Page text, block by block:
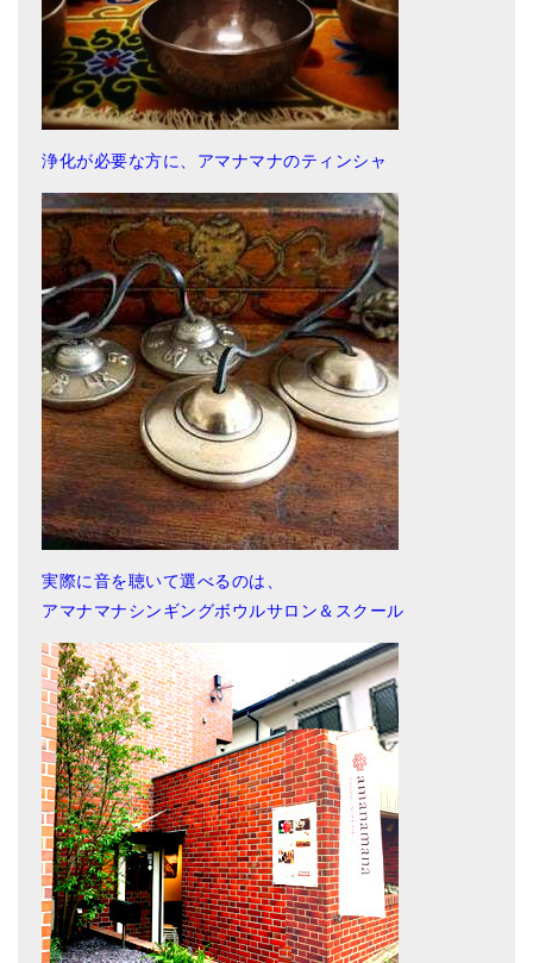
浄化が必要な方に、アマナマナのティンシャ
実際に音を聴いて選べるのは、
アマナマナシンギングボウルサロン＆スクール